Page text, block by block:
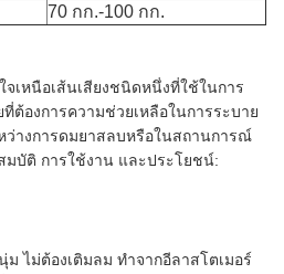
70 กก.-100 กก.
เหนือเส้นเสียงชนิดหนึ่งที่ใช้ในการ
ต้องการความช่วยเหลือในการระบาย
ว่างการดมยาสลบหรือในสถานการณ์
บัติ การใช้งาน และประโยชน์:
ไม่ต้องเติมลม ทำจากอีลาสโตเมอร์